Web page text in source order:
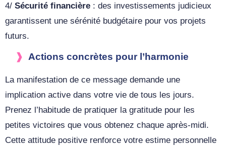
4/ Sécurité financière : des investissements judicieux
garantissent une sérénité budgétaire pour vos projets
futurs.
Actions concrètes pour l’harmonie
La manifestation de ce message demande une
implication active dans votre vie de tous les jours.
Prenez l’habitude de pratiquer la gratitude pour les
petites victoires que vous obtenez chaque après-midi.
Cette attitude positive renforce votre estime personnelle